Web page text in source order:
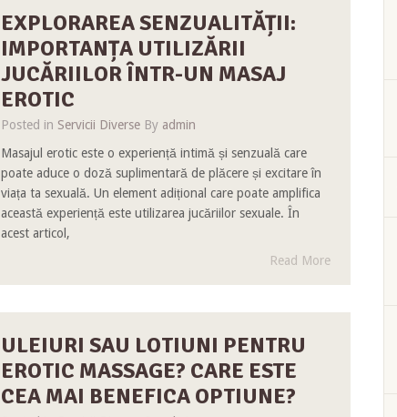
EXPLORAREA SENZUALITĂȚII:
IMPORTANȚA UTILIZĂRII
JUCĂRIILOR ÎNTR-UN MASAJ
EROTIC
Posted in Servicii Diverse By admin
Masajul erotic este o experiență intimă și senzuală care
poate aduce o doză suplimentară de plăcere și excitare în
viața ta sexuală. Un element adițional care poate amplifica
această experiență este utilizarea jucăriilor sexuale. În
acest articol,
Read More
ULEIURI SAU LOTIUNI PENTRU
EROTIC MASSAGE? CARE ESTE
CEA MAI BENEFICA OPTIUNE?